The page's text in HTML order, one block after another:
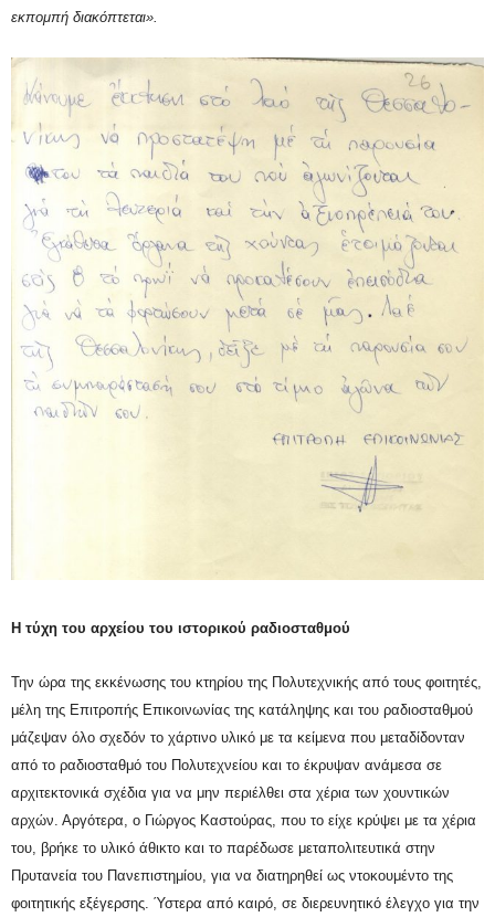
εκπομπή διακόπτεται».
Η τύχη του αρχείου του ιστορικού ραδιοσταθμού
Την ώρα της εκκένωσης του κτηρίου της Πολυτεχνικής από τους φοιτητές,
μέλη της Επιτροπής Επικοινωνίας της κατάληψης και του ραδιοσταθμού
μάζεψαν όλο σχεδόν το χάρτινο υλικό με τα κείμενα που μεταδίδονταν
από το ραδιοσταθμό του Πολυτεχνείου και το έκρυψαν ανάμεσα σε
αρχιτεκτονικά σχέδια για να μην περιέλθει στα χέρια των χουντικών
αρχών. Αργότερα, ο Γιώργος Καστούρας, που το είχε κρύψει με τα χέρια
του, βρήκε το υλικό άθικτο και το παρέδωσε μεταπολιτευτικά στην
Πρυτανεία του Πανεπιστημίου, για να διατηρηθεί ως ντοκουμέντο της
φοιτητικής εξέγερσης. Ύστερα από καιρό, σε διερευνητικό έλεγχο για την